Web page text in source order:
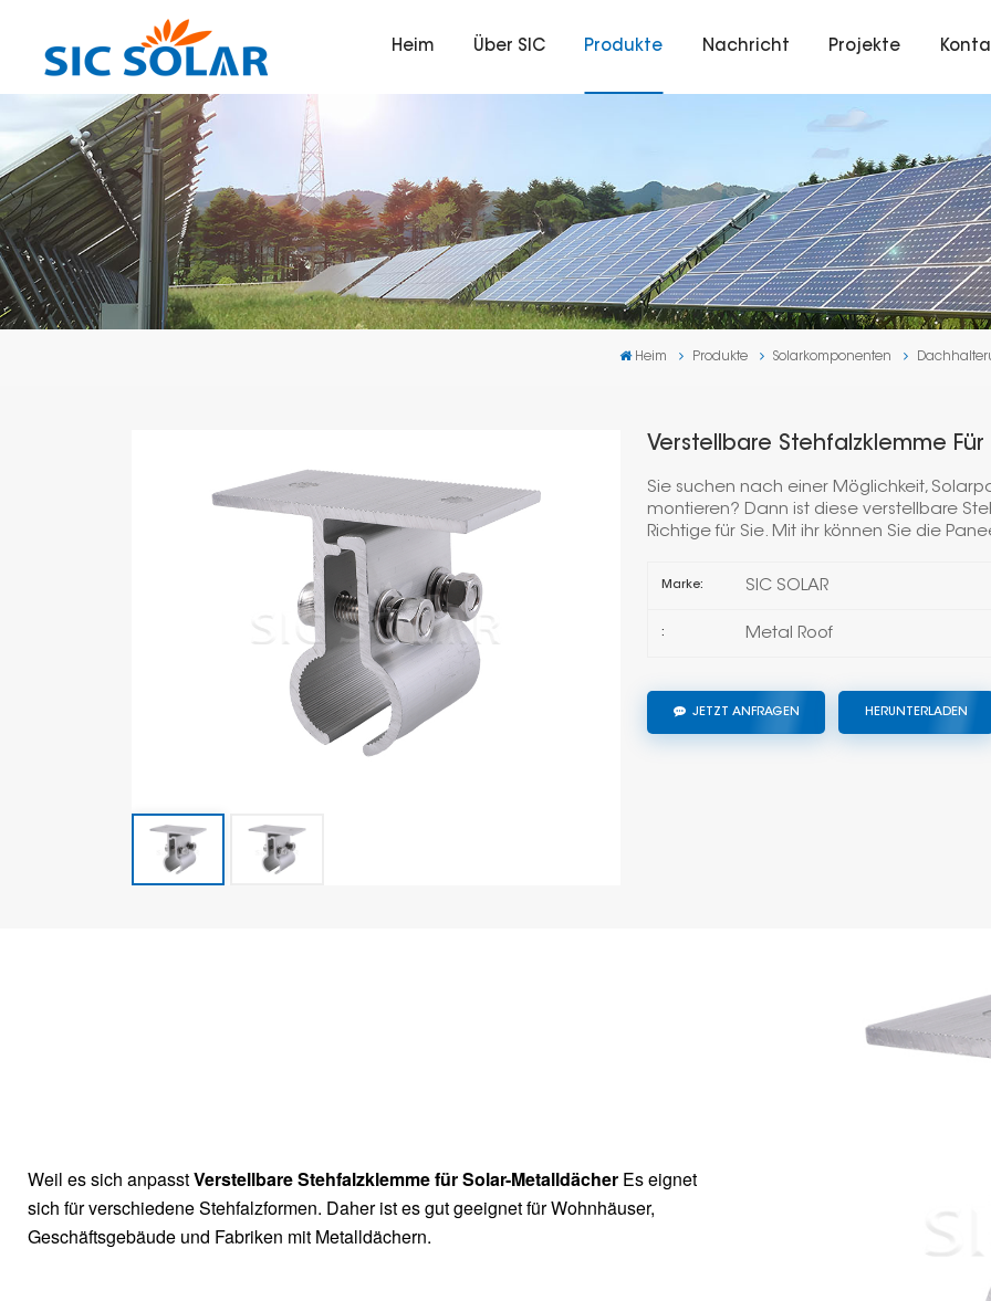
Heim Über SIC Produkte Nachricht Projekte
Heim Produkte Solarkomponenten
Verstellbare Stehfalzklemme
Sie suchen nach einer Möglichkeit,
montieren? Dann ist diese verstellbare
Richtige für Sie. Mit ihr können Sie die
Marke: SIC SOLAR
: Metal Roof
JETZT ANFRAGEN HERUNTERLADEN
Weil es sich anpasstVerstellbare Stehfalzklemme für Solar-Metalldächer Es eignet
sich für verschiedene Stehfalzformen. Daher ist es gut geeignet für Wohnhäuser,
Geschäftsgebäude und Fabriken mit Metalldächern.